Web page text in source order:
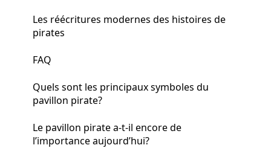
Les réécritures modernes des histoires de
pirates
FAQ
Quels sont les principaux symboles du
pavillon pirate?
Le pavillon pirate a-t-il encore de
l’importance aujourd’hui?